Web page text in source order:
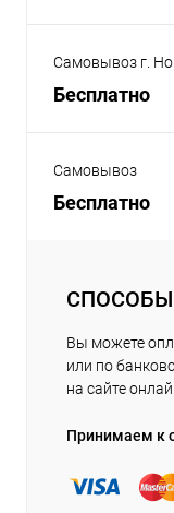
Самовывоз г.
Бесплатно
Самовывоз
Бесплатно
Вы можете
или по
на сайте
Принимаем к